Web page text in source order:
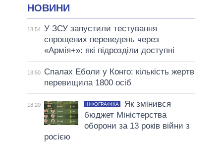
НОВИНИ
18:54 У ЗСУ запустили тестування
спрощених переведень через
«Армія+»: які підрозділи доступні
18:50
Спалах Еболи у Конго: кількість жертв
перевищила 1800 осіб
18:20 ІНФОГРАФІКА
Як змінився
бюджет Міністерства
оборони за 13 років війни з
росією